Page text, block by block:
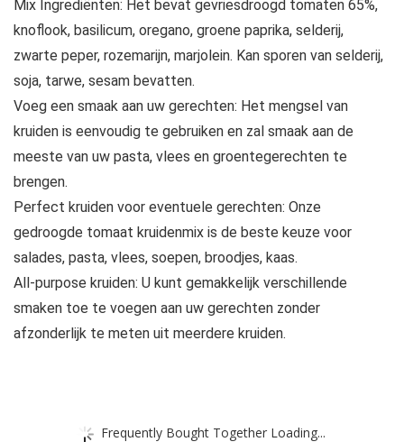
Mix Ingrediënten: Het bevat gevriesdroogd tomaten 65%,
knoflook, basilicum, oregano, groene paprika, selderij,
zwarte peper, rozemarijn, marjolein. Kan sporen van selderij,
soja, tarwe, sesam bevatten.
Voeg een smaak aan uw gerechten: Het mengsel van
kruiden is eenvoudig te gebruiken en zal smaak aan de
meeste van uw pasta, vlees en groentegerechten te
brengen.
Perfect kruiden voor eventuele gerechten: Onze
gedroogde tomaat kruidenmix is ​​de beste keuze voor
salades, pasta, vlees, soepen, broodjes, kaas.
All-purpose kruiden: U kunt gemakkelijk verschillende
smaken toe te voegen aan uw gerechten zonder
afzonderlijk te meten uit meerdere kruiden.
Frequently Bought Together Loading...